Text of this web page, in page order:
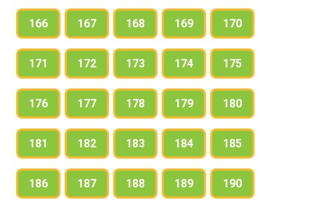
166 167 168 169 170
171 172 173 174 175
176 177 178 179 180
181 182 183 184 185
186 187 188 189 190